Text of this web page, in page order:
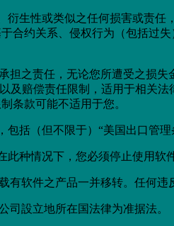
生性或类似之任何损害或责任
合约关系、侵权行为（包括过
之责任，无论您所遭受之损
赔偿责任限制，适用于相关
条款可能不适用于您。
（但不限于）“美国出口管理条
种情况下，您必须停止使用软
软件之产品一并移转。任何违
司設立地所在国法律为准据法。